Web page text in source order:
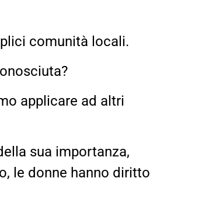
comunità locali.
applicare ad altri
sua importanza,
le donne hanno diritto